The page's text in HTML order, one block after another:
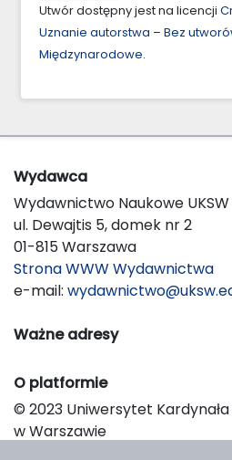
Utwór dostępny jest na licencji
Uznanie autorstwa – Bez
Międzynarodowe.
Wydawca
Wydawnictwo Naukowe UKSW
ul. Dewajtis 5, domek nr 2
01-815 Warszawa
Strona WWW Wydawnictwa
e-mail:
Ważne adresy
O platformie
© 2023 Uniwersytet
w Warszawie